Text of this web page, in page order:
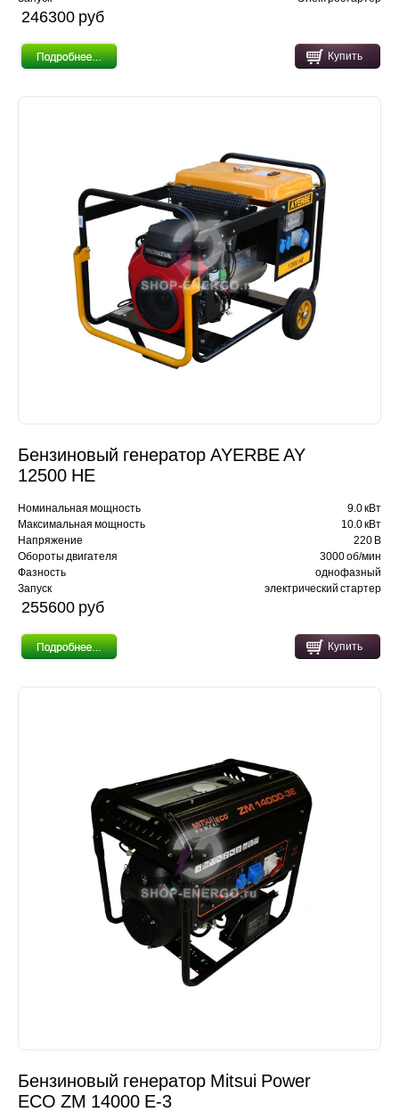
246300 pуб
Купить
Бензиновый генератор AYERBE AY
12500 HE
Номинальная мощность
9.0 кВт
Максимальная мощность
10.0 кВт
Напряжение
220 В
Обороты двигателя
3000 об/мин
Фазность
однофазный
Запуск
электрический стартер
255600 pуб
Купить
Бензиновый генератор Mitsui Power
ECO ZM 14000 Е-3